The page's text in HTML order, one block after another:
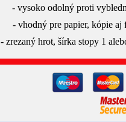
- vysoko odolný proti
- vhodný pre papier, kópie aj
- zrezaný hrot, šírka stopy 1